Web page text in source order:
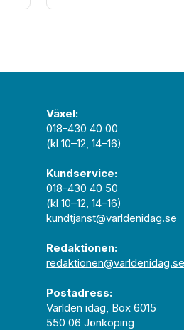
Växel:
018-430 40 00
(kl 10–12, 14–16)
Kundservice:
018-430 40 50
(kl 10–12, 14–16)
kundtjanst@varldenidag.se
Redaktionen:
redaktionen@varldenidag.se
Postadress:
Världen idag, Box 6015
550 06 Jönköping